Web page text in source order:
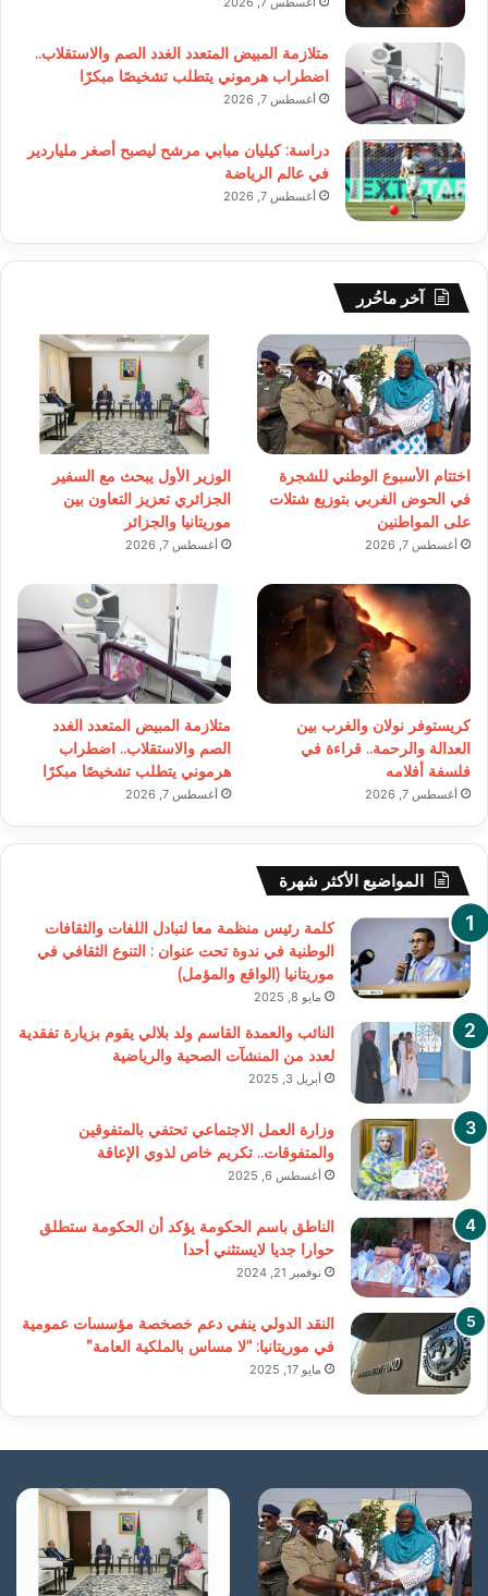
متلازمة المبيض المتعدد الغدد الصم والاستقلاب..
اضطراب هرموني يتطلب تشخيصًا مبكرًا
أغسطس 7, 2026
دراسة: كيليان مبابي مرشح ليصبح أصغر ملياردير
في عالم الرياضة
أغسطس 7, 2026
آخر ماحُرر
اختتام الأسبوع الوطني للشجرة
في الحوض الغربي بتوزيع شتلات
على المواطنين
أغسطس 7, 2026
الوزير الأول يبحث مع السفير
الجزائري تعزيز التعاون بين
موريتانيا والجزائر
أغسطس 7, 2026
كريستوفر نولان والغرب بين
العدالة والرحمة.. قراءة في
فلسفة أفلامه
أغسطس 7, 2026
متلازمة المبيض المتعدد الغدد
الصم والاستقلاب.. اضطراب
هرموني يتطلب تشخيصًا مبكرًا
أغسطس 7, 2026
المواضيع الأكثر شهرة
كلمة رئيس منظمة معا لتبادل اللغات والثقافات
الوطنية في ندوة تحت عنوان : التنوع الثقافي في
موريتانيا (الواقع والمؤمل)
مايو 8, 2025
النائب والعمدة القاسم ولد بلالي يقوم بزيارة تفقدية
لعدد من المنشآت الصحية والرياضية
أبريل 3, 2025
وزارة العمل الاجتماعي تحتفي بالمتفوقين
والمتفوقات.. تكريم خاص لذوي الإعاقة
أغسطس 6, 2025
الناطق باسم الحكومة يؤكد أن الحكومة ستطلق
حوارا جديا لايستثني أحدا
نوفمبر 21, 2024
النقد الدولي ينفي دعم خصخصة مؤسسات عمومية
في موريتانيا: “لا مساس بالملكية العامة”
مايو 17, 2025